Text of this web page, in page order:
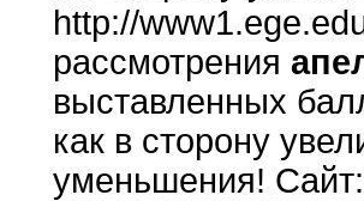
http://
рассмотрения
выставленных
как в сторону
уменьшения!